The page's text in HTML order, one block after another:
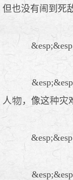
但也没有闹到死
人
，像这 灾